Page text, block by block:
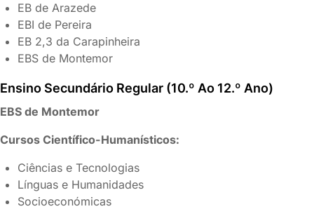
EB de Arazede
EBI de Pereira
EB 2,3 da Carapinheira
EBS de Montemor
Ensino Secundário Regular (10.º Ao 12.º Ano)
EBS de Montemor
Cursos Científico-Humanísticos:
Ciências e Tecnologias
Línguas e Humanidades
Socioeconómicas